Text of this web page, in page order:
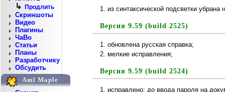
↳ Продлить
Скриншоты
Видео
Плагины
ЧаВо
Статьи
Планы
Разработчику
Обсудить
Aml Maple
из синтаксической подсветки убрана
Версия 9.59 (build 2525)
обновлена русская справка;
мелкие исправления;
Версия 9.59 (build 2524)
исправлено: до ввода пароля на